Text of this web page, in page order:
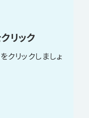
リック
リックしましょ